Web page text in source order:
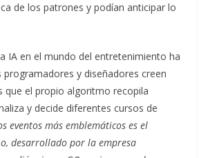
de los patrones y podían anticipar lo
IA en el mundo del entretenimiento ha
y diseñadores creen
que el propio algoritmo recopila
y decide diferentes cursos de
eventos más emblemáticos es el
desarrollado por la empresa